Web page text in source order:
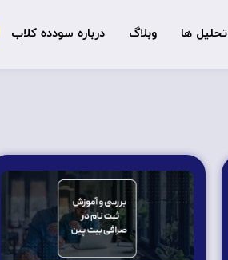
تحلیل ها وبلاگ درباره سودده کلاب